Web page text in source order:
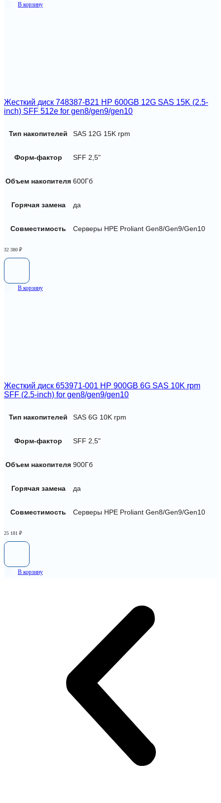
В корзину
Жесткий диск 748387-B21 HP 600GB 12G SAS 15K (2.5-
inch) SFF 512e for gen8/gen9/gen10
Тип накопителей SAS 12G 15K rpm
Форм-фактор SFF 2,5"
Объем накопителя 600Гб
Горячая замена да
Совместимость Серверы HPE Proliant Gen8/Gen9/Gen10
32 380 ₽
В корзину
Жесткий диск 653971-001 HP 900GB 6G SAS 10K rpm
SFF (2.5-inch) for gen8/gen9/gen10
Тип накопителей SAS 6G 10K rpm
Форм-фактор SFF 2,5"
Объем накопителя 900Гб
Горячая замена да
Совместимость Серверы HPE Proliant Gen8/Gen9/Gen10
25 181 ₽
В корзину